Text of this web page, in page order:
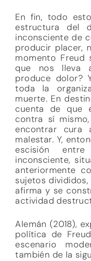
En fin, todo
estructura del
inconsciente de
producir placer,
momento Freud
que nos lleva
produce dolor?
toda la
muerte. En
cuenta de que
contra sí
encontrar cura
malestar. Y,
escisión
inconsciente,
anteriormente
sujetos
afirma y se
actividad
Alemán (2018),
política de
escenario
también de la